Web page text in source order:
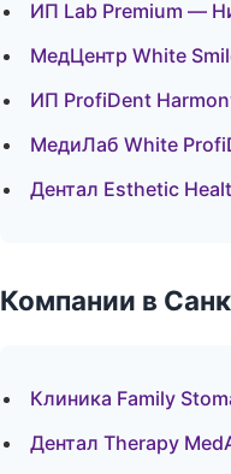
ИП Lab Premium —
МедЦентр White
ИП ProfiDent
МедиЛаб White
Дентал Esthetic
Компании в
Клиника Family
Дентал Therapy